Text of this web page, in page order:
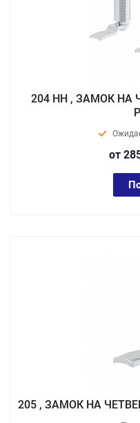
204 НН , ЗАМОК НА
от
205 , ЗАМОК НА